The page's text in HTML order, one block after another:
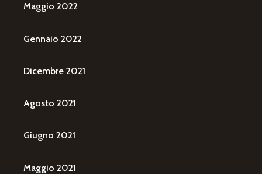
Maggio 2022
Gennaio 2022
Dicembre 2021
Agosto 2021
Giugno 2021
Maggio 2021